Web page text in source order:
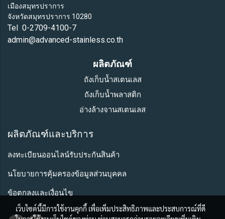
เมืองสมุทรปราการ
จังหวัดสมุทรปราการ 10280
Tel 0-2709-4100-7
admin@advanced-stainless.co.th
ผลิตภัณฑ์
ถังเก็บน้ำสเตนเลส
ถังเก็บน้ำพลาสติก
อ่างล้างจานสเตนเลส
ผลิตภัณฑ์และบริการ
ลงทะเบียนออนไลน์รับประกันสินค้า
นโยบายการคุ้มครองข้อมูลส่วนบุคคล
ข้อตกลงและเงื่อนไข
เว็บไซต์นี้มีการใช้งานคุกกี้ เพื่อเพิ่มประสิทธิภาพและประสบการณ์ที่ดี